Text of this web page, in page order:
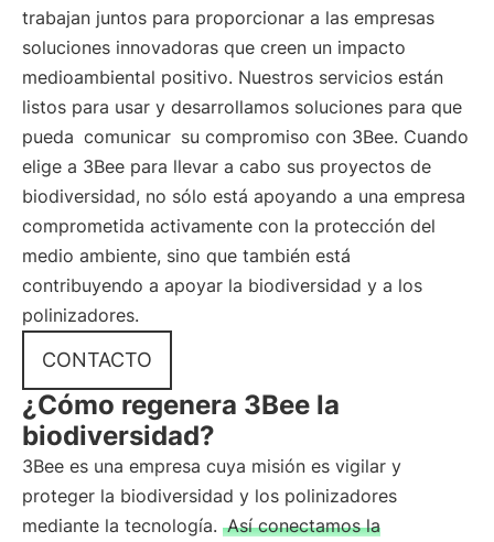
trabajan juntos para proporcionar a las empresas
soluciones innovadoras que creen un impacto
medioambiental positivo. Nuestros servicios están
listos para usar y desarrollamos soluciones para que
pueda comunicar su compromiso con 3Bee. Cuando
elige a 3Bee para llevar a cabo sus proyectos de
biodiversidad, no sólo está apoyando a una empresa
comprometida activamente con la protección del
medio ambiente, sino que también está
contribuyendo a apoyar la biodiversidad y a los
polinizadores.
CONTACTO
¿Cómo regenera 3Bee la
biodiversidad?
3Bee es una empresa cuya misión es vigilar y
proteger la biodiversidad y los polinizadores
mediante la tecnología. Así conectamos la